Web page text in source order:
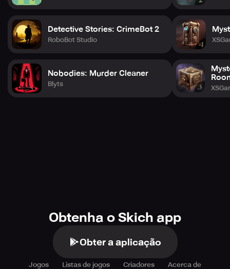
Detective Stories: CrimeBot 2
RoboBot Studio
Nobodies: Murder Cleaner
Blyts
Obtenha o Skich app
Obter a aplicação
Jogos Listas de jogos Criadores
Acerca de